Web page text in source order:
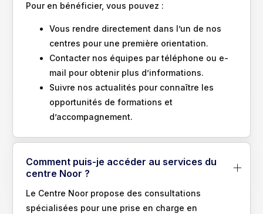
Pour en bénéficier, vous pouvez :
Vous rendre directement dans l’un de nos
centres pour une première orientation.
Contacter nos équipes par téléphone ou e-
mail pour obtenir plus d’informations.
Suivre nos actualités pour connaître les
opportunités de formations et
d’accompagnement.
Comment puis-je accéder au services du
centre Noor ?
Le Centre Noor propose des consultations
spécialisées pour une prise en charge en